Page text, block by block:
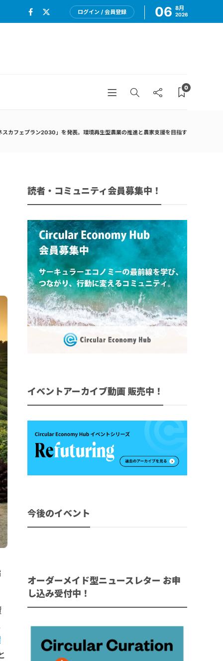
ログイン / 会員登録 06 8月
2026
0
スカフェプラン2030」を発表。環境再生型農業の推進と農家支援を目指す
読者・コミュニティ会員募集中！
イベントアーカイブ動画 販売中！
今後のイベント
オーダーメイド型ニュースレター お申
し込み受付中！